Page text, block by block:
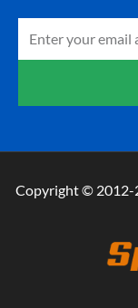
Copyright © 2012-